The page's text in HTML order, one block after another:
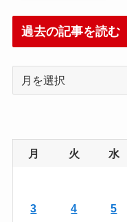
過去の記事を読む
事
月 火 水
3 4 5